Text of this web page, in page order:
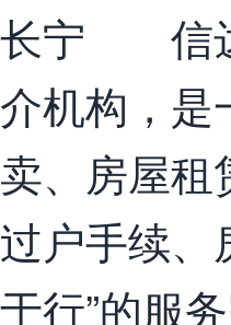
长宁 信达
介机构，是
卖、房屋租
过户手续、
于行”的服